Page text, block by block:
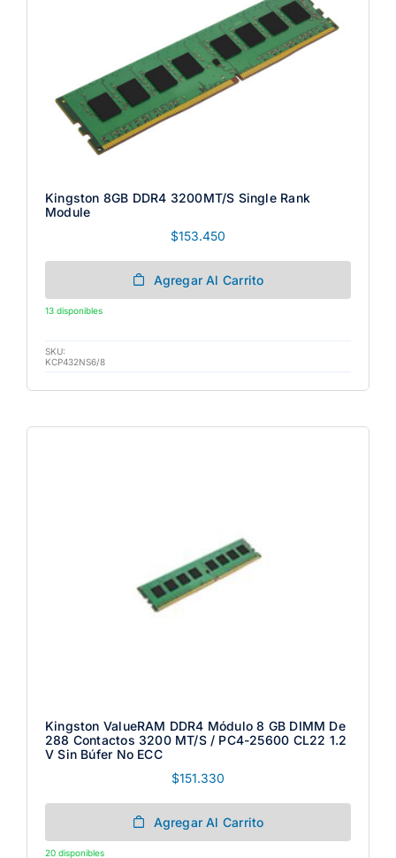
Kingston 8GB DDR4 3200MT/s Single Rank
Module
$153.450
Agregar Al Carrito
13 disponibles
SKU:
KCP432NS6/8
Kingston ValueRAM DDR4 Módulo 8 GB DIMM De
288 Contactos 3200 MT/s / PC4-25600 CL22 1.2
V Sin Búfer No ECC
$151.330
Agregar Al Carrito
20 disponibles